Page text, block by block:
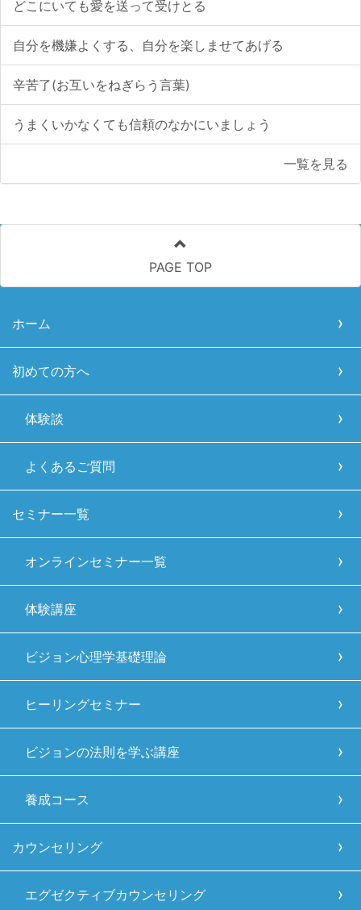
どこにいても愛を送って受けとる
自分を機嫌よくする、自分を楽しませてあげる
辛苦了(お互いをねぎらう言葉)
うまくいかなくても信頼のなかにいましょう
一覧を見る
PAGE TOP
ホーム
初めての方へ
体験談
よくあるご質問
セミナー一覧
オンラインセミナー一覧
体験講座
ビジョン心理学基礎理論
ヒーリングセミナー
ビジョンの法則を学ぶ講座
養成コース
カウンセリング
エグゼクティブカウンセリング